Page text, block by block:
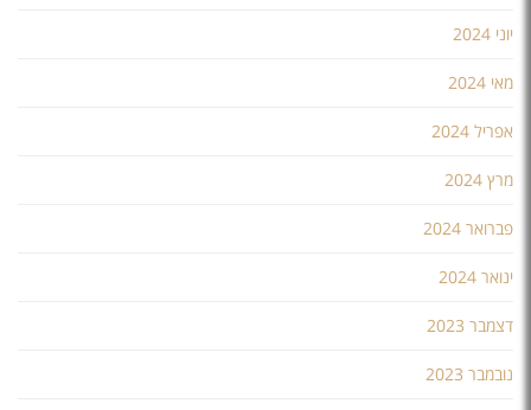
יוני 2024
מאי 2024
אפריל 2024
מרץ 2024
פברואר 2024
ינואר 2024
דצמבר 2023
נובמבר 2023